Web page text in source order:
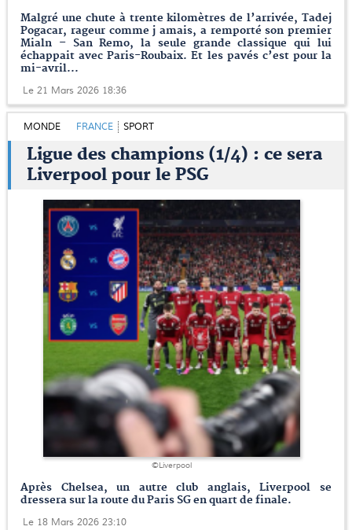
Malgré une chute à trente kilomètres de l’arrivée, Tadej
Pogacar, rageur comme j amais, a remporté son premier
Mialn – San Remo, la seule grande classique qui lui
échappait avec Paris-Roubaix. Et les pavés c’est pour la
mi-avril...
Le 21 Mars 2026 18:36
MONDE FRANCE SPORT
Ligue des champions (1/4) : ce sera
Liverpool pour le PSG
©Liverpool
Après Chelsea, un autre club anglais, Liverpool se
dressera sur la route du Paris SG en quart de finale.
Le 18 Mars 2026 23:10